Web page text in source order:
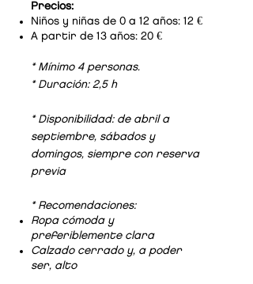
Precios:
Niños y niñas de 0 a 12 años: 12 €
A partir de 13 años: 20 €
* Mínimo 4 personas.
* Duración: 2,5 h
* Disponibilidad: de abril a
septiembre, sábados y
domingos, siempre con reserva
previa
* Recomendaciones:
Ropa cómoda y
preferiblemente clara
Calzado cerrado y, a poder
ser, alto